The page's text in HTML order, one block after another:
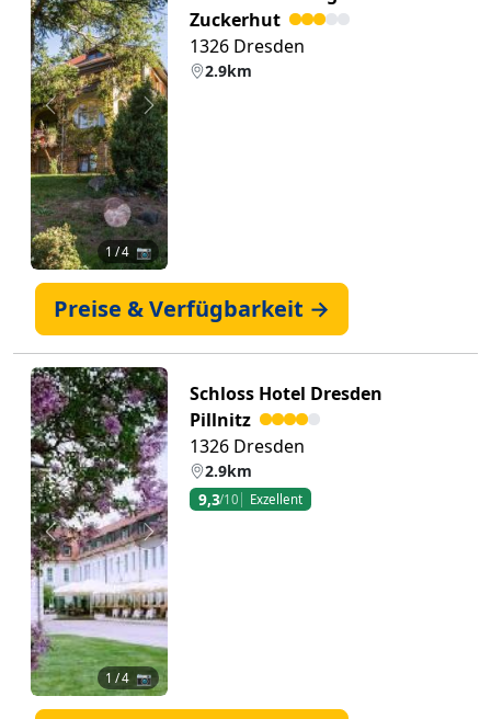
Zurück Weiter
1 / 4 📷
Zuckerhut
1326 Dresden
2.9km
Preise & Verfügbarkeit →
Zurück Weiter
1 / 4 📷
Schloss Hotel Dresden
Pillnitz
1326 Dresden
2.9km
9,3/10 Exzellent